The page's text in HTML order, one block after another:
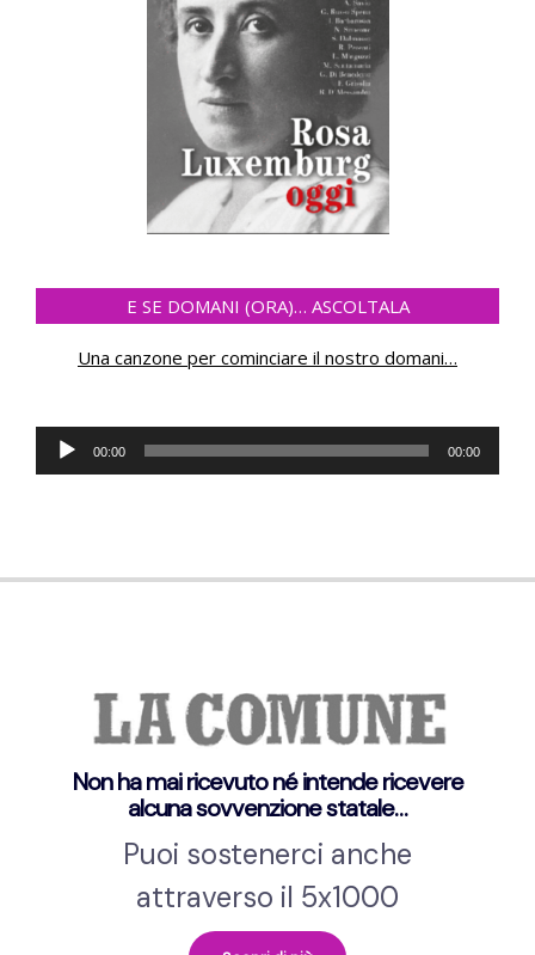
E SE DOMANI (ORA)… ASCOLTALA
Una canzone per cominciare il nostro domani…
Lecteur
audio
00:00 00:00
Non ha mai ricevuto né intende ricevere
alcuna sovvenzione statale…
Puoi sostenerci anche
attraverso il 5x1000